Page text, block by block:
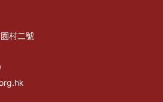
村二號